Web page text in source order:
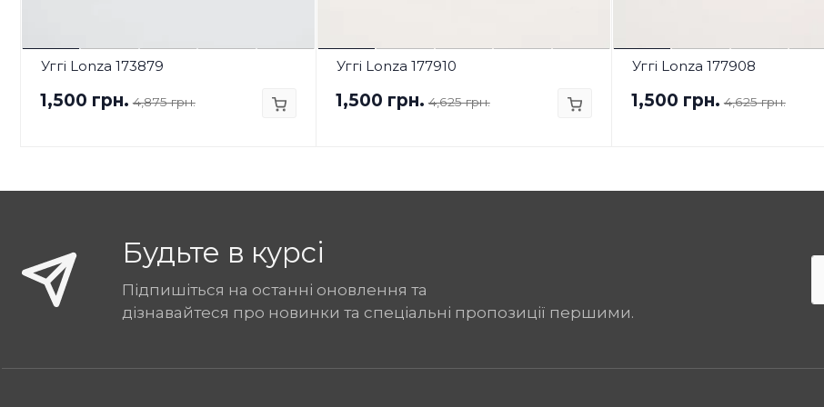
Уггі Lonza 173879
1,500 грн. 4,875 грн.
Уггі Lonza 177910
1,500 грн. 4,625 грн.
Уггі Lonza 177908
1,500 грн. 4,625 грн.
Будьте в курсі
Підпишіться на останні оновлення та
дізнавайтеся про новинки та спеціальні пропозиції першими.